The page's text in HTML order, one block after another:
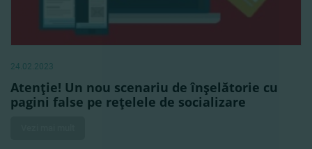
24.02.2023
Atenţie! Un nou scenariu de înşelătorie cu
pagini false pe reţelele de socializare